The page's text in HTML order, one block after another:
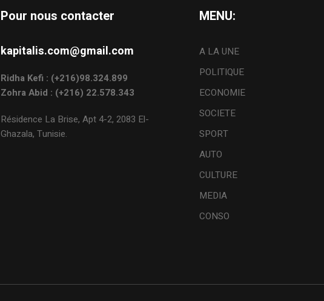
Pour nous contacter
kapitalis.com@gmail.com
Ridha Kefi : (+216)98.324.899
Zohra Abid : (+216) 22.578.343
Résidence La Brise, Apt 4-2, 2083 El-
Ghazala, Tunisie.
MENU:
A LA UNE
POLITIQUE
ECONOMIE
SOCIETE
SPORT
AUTO
CULTURE
MEDIA
CONSO